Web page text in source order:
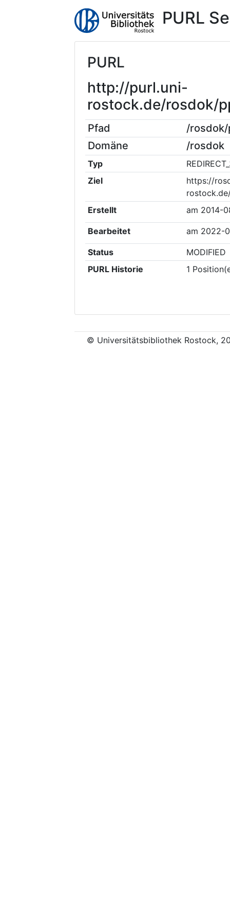
PURL
PURL
http://purl.uni-
rostock.de/rosdok/
Pfad
/rosdok/
Domäne
/rosdok
Typ
Ziel
https://
Erstellt
am 2014-
Bearbeitet am 2022-
Status
MODIFIED
PURL Historie
1
© Universitätsbibliothek Rostock,